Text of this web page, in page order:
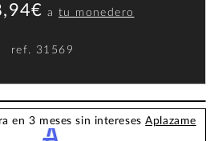
atu monedero
ref. 31569
en 3 meses sin interesesAplazame